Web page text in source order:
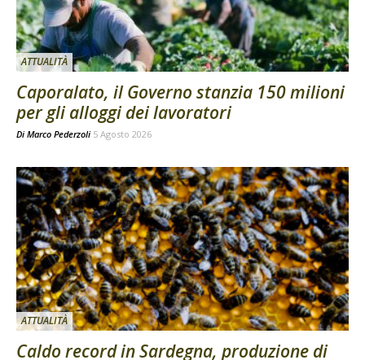
ATTUALITÀ
Caporalato, il Governo stanzia 150 milioni
per gli alloggi dei lavoratori
Di Marco Pederzoli 5 Agosto 2026
ATTUALITÀ
Caldo record in Sardegna, produzione di